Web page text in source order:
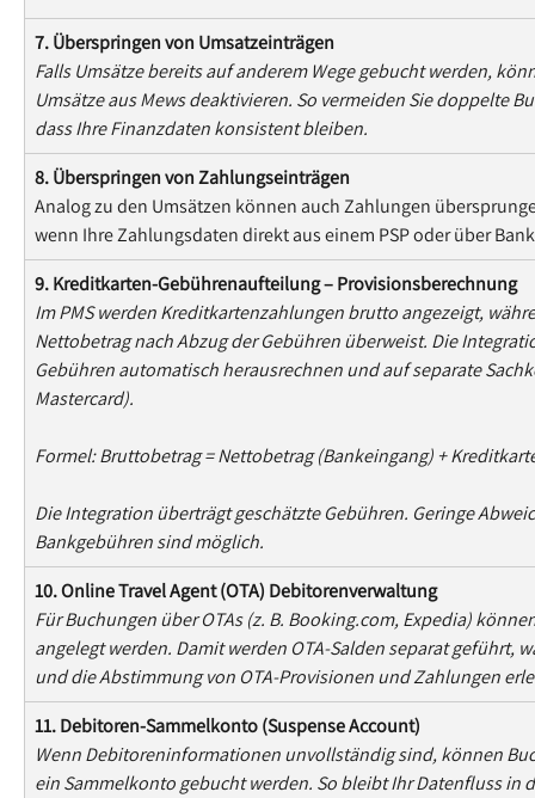
7. Überspringen von Umsatzeinträgen
Falls Umsätze bereits auf anderem Wege gebucht werden,
Umsätze aus Mews deaktivieren. So vermeiden Sie doppelte
dass Ihre Finanzdaten konsistent bleiben.
8. Überspringen von Zahlungseinträgen
Analog zu den Umsätzen können auch Zahlungen
wenn Ihre Zahlungsdaten direkt aus einem PSP oder über
9. Kreditkarten-Gebührenaufteilung – Provisionsberechnung
Im PMS werden Kreditkartenzahlungen brutto angezeigt,
Nettobetrag nach Abzug der Gebühren überweist. Die
Gebühren automatisch herausrechnen und auf separate
Mastercard).
Formel: Bruttobetrag = Nettobetrag (Bankeingang) +
Die Integration überträgt geschätzte Gebühren. Geringe
Bankgebühren sind möglich.
10. Online Travel Agent (OTA) Debitorenverwaltung
Für Buchungen über OTAs (z. B. Booking.com, Expedia)
angelegt werden. Damit werden OTA-Salden separat geführt,
und die Abstimmung von OTA-Provisionen und Zahlungen
11. Debitoren-Sammelkonto (Suspense Account)
Wenn Debitoreninformationen unvollständig sind, können
ein Sammelkonto gebucht werden. So bleibt Ihr Datenfluss in